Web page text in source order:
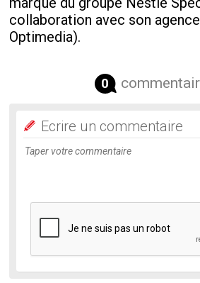
collaboration avec son
Optimedia).
0
Ecrire un commentaire